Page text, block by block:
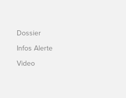
Dossier
Infos Alerte
Video